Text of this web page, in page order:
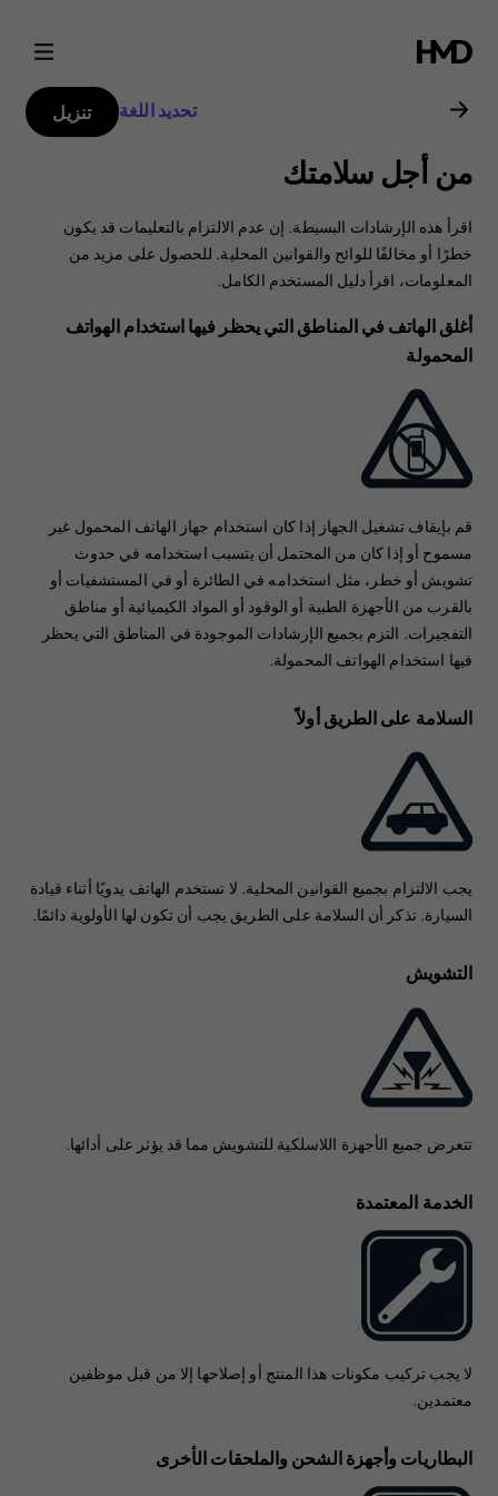
دليل
مستخدم
Nokia
C1
2nd
Edition
تحديد اللغة تنزيل
من أجل سلامتك
اقرأ هذه الإرشادات البسيطة. إن عدم الالتزام بالتعليمات قد يكون
خطرًا أو مخالفًا للوائح والقوانين المحلية. للحصول على مزيد من
المعلومات، اقرأ دليل المستخدم الكامل.
أغلق الهاتف في المناطق التي يحظر فيها استخدام الهواتف
المحمولة
قم بإيقاف تشغيل الجهاز إذا كان استخدام جهاز الهاتف المحمول غير
مسموح أو إذا كان من المحتمل أن يتسبب استخدامه في حدوث
تشويش أو خطر، مثل استخدامه في الطائرة أو في المستشفيات أو
بالقرب من الأجهزة الطبية أو الوقود أو المواد الكيميائية أو مناطق
التفجيرات. التزم بجميع الإرشادات الموجودة في المناطق التي يحظر
فيها استخدام الهواتف المحمولة.
السلامة على الطريق أولاً
يجب الالتزام بجميع القوانين المحلية. لا تستخدم الهاتف يدويًا أثناء قيادة
السيارة. تذكر أن السلامة على الطريق يجب أن تكون لها الأولوية دائمًا.
التشويش
تتعرض جميع الأجهزة اللاسلكية للتشويش مما قد يؤثر على أدائها.
الخدمة المعتمدة
لا يجب تركيب مكونات هذا المنتج أو إصلاحها إلا من قبل موظفين
معتمدين.
البطاريات وأجهزة الشحن والملحقات الأخرى